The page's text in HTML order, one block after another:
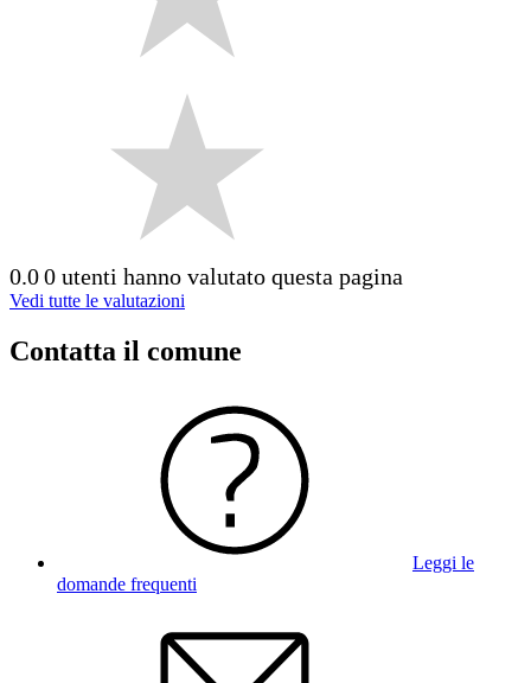
0.00 utenti hanno valutato questa pagina
Vedi tutte le valutazioni
Contatta il comune
Leggi le
domande frequenti